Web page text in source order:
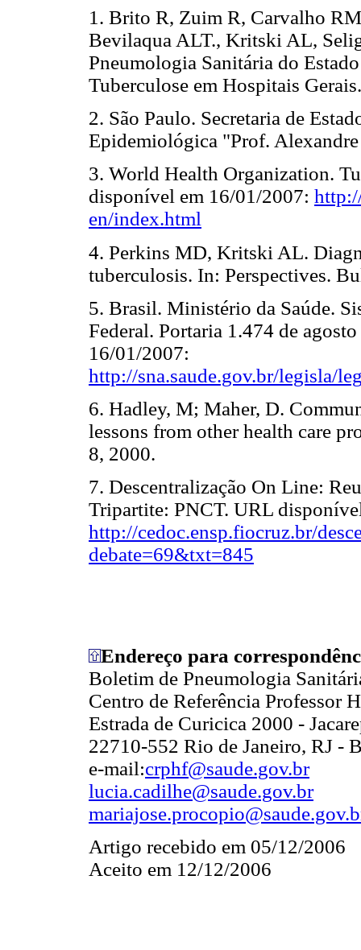
1. Brito R, Zuim R, Carvalho
Bevilaqua ALT., Kritski AL,
Pneumologia Sanitária do
Tuberculose em Hospitais
2. São Paulo. Secretaria de
Epidemiológica "Prof.
3. World Health Organization.
disponível em 16/01/2007:
en/index.html
4. Perkins MD, Kritski AL.
tuberculosis. In: Perspectives.
5. Brasil. Ministério da Saúde.
Federal. Portaria 1.474 de
16/01/2007:
http://sna.saude.gov.br/legisla/
6. Hadley, M; Maher, D.
lessons from other health care
8, 2000.
7. Descentralização On Line:
Tripartite: PNCT. URL
http://cedoc.ensp.fiocruz.br/
debate=69&txt=845
Endereço para
Boletim de Pneumologia
Centro de Referência Professor
Estrada de Curicica 2000 -
22710-552 Rio de Janeiro, RJ -
e-mail:crphf@saude.gov.br
lucia.cadilhe@saude.gov.br
Artigo recebido em 05/12/2006
Aceito em 12/12/2006